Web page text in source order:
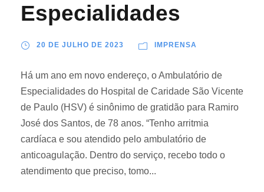
Especialidades
20 DE JULHO DE 2023 IMPRENSA
Há um ano em novo endereço, o Ambulatório de
Especialidades do Hospital de Caridade São Vicente
de Paulo (HSV) é sinônimo de gratidão para Ramiro
José dos Santos, de 78 anos. “Tenho arritmia
cardíaca e sou atendido pelo ambulatório de
anticoagulação. Dentro do serviço, recebo todo o
atendimento que preciso, tomo...